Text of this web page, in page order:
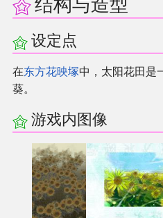
结构与造型
设定点
在东方花映塚中，太阳花田是
葵。
游戏内图像
关于THBWiki
捐款支持